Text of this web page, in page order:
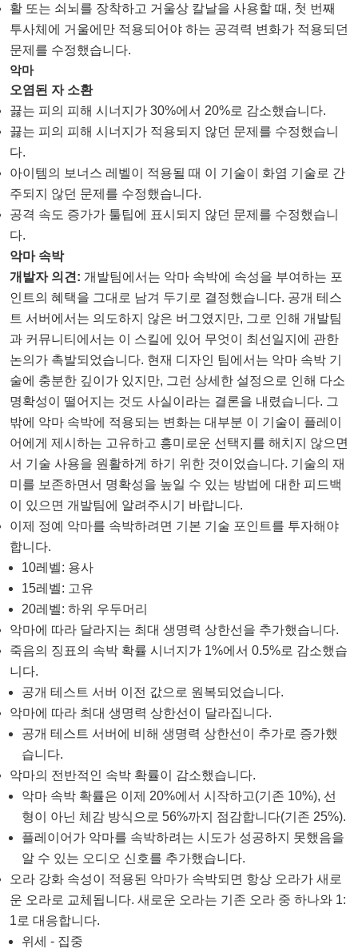
활 또는 쇠뇌를 장착하고 거울상 칼날을 사용할 때, 첫 번째
투사체에 거울에만 적용되어야 하는 공격력 변화가 적용되던
문제를 수정했습니다.
악마
오염된 자 소환
끓는 피의 피해 시너지가 30%에서 20%로 감소했습니다.
끓는 피의 피해 시너지가 적용되지 않던 문제를 수정했습니
다.
아이템의 보너스 레벨이 적용될 때 이 기술이 화염 기술로 간
주되지 않던 문제를 수정했습니다.
공격 속도 증가가 툴팁에 표시되지 않던 문제를 수정했습니
다.
악마 속박
개발자 의견: 개발팀에서는 악마 속박에 속성을 부여하는 포
인트의 혜택을 그대로 남겨 두기로 결정했습니다. 공개 테스
트 서버에서는 의도하지 않은 버그였지만, 그로 인해 개발팀
과 커뮤니티에서는 이 스킬에 있어 무엇이 최선일지에 관한
논의가 촉발되었습니다. 현재 디자인 팀에서는 악마 속박 기
술에 충분한 깊이가 있지만, 그런 상세한 설정으로 인해 다소
명확성이 떨어지는 것도 사실이라는 결론을 내렸습니다. 그
밖에 악마 속박에 적용되는 변화는 대부분 이 기술이 플레이
어에게 제시하는 고유하고 흥미로운 선택지를 해치지 않으면
서 기술 사용을 원활하게 하기 위한 것이었습니다. 기술의 재
미를 보존하면서 명확성을 높일 수 있는 방법에 대한 피드백
이 있으면 개발팀에 알려주시기 바랍니다.
이제 정예 악마를 속박하려면 기본 기술 포인트를 투자해야
합니다.
10레벨: 용사
15레벨: 고유
20레벨: 하위 우두머리
악마에 따라 달라지는 최대 생명력 상한선을 추가했습니다.
죽음의 징표의 속박 확률 시너지가 1%에서 0.5%로 감소했습
니다.
공개 테스트 서버 이전 값으로 원복되었습니다.
악마에 따라 최대 생명력 상한선이 달라집니다.
공개 테스트 서버에 비해 생명력 상한선이 추가로 증가했
습니다.
악마의 전반적인 속박 확률이 감소했습니다.
악마 속박 확률은 이제 20%에서 시작하고(기존 10%), 선
형이 아닌 체감 방식으로 56%까지 점감합니다(기존 25%).
플레이어가 악마를 속박하려는 시도가 성공하지 못했음을
알 수 있는 오디오 신호를 추가했습니다.
오라 강화 속성이 적용된 악마가 속박되면 항상 오라가 새로
운 오라로 교체됩니다. 새로운 오라는 기존 오라 중 하나와 1:
1로 대응합니다.
위세 - 집중